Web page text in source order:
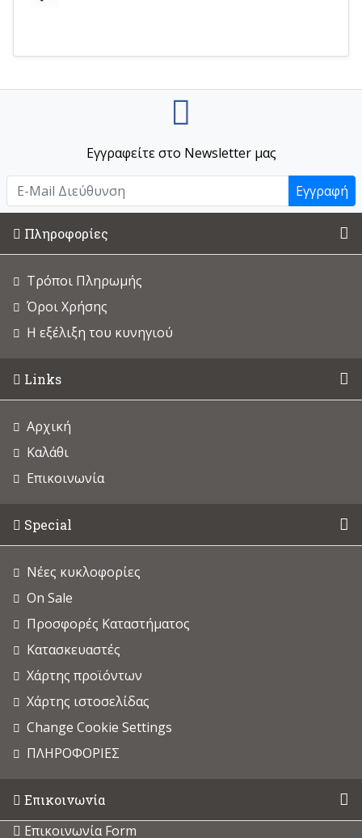
Εγγραφείτε στο Newsletter μας
Εγγραφή
Πληροφορίες
Τρόποι Πληρωμής
Όροι Χρήσης
Η εξέλιξη του κυνηγιού
Links
Αρχική
Καλάθι
Επικοινωνία
Special
Νέες κυκλοφορίες
On Sale
Προσφορές Καταστήματος
Κατασκευαστές
Χάρτης προϊόντων
Χάρτης ιστοσελίδας
Change Cookie Settings
ΠΛΗΡΟΦΟΡΙΕΣ
Επικοινωνία
Επικοινωνία Form